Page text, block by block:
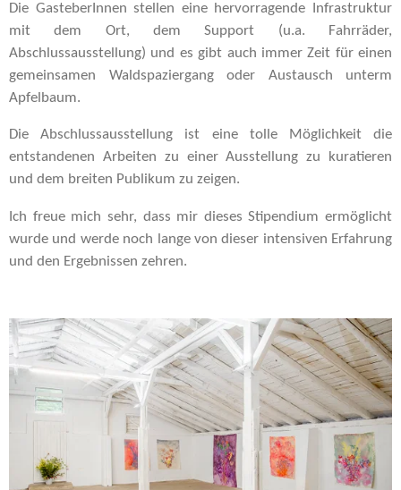
Die GasteberInnen stellen eine hervorragende Infrastruktur
mit dem Ort, dem Support (u.a. Fahrräder,
Abschlussausstellung) und es gibt auch immer Zeit für einen
gemeinsamen Waldspaziergang oder Austausch unterm
Apfelbaum.
Die Abschlussausstellung ist eine tolle Möglichkeit die
entstandenen Arbeiten zu einer Ausstellung zu kuratieren
und dem breiten Publikum zu zeigen.
Ich freue mich sehr, dass mir dieses Stipendium ermöglicht
wurde und werde noch lange von dieser intensiven Erfahrung
und den Ergebnissen zehren.